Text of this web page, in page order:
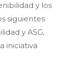
y los
siguientes
y ASG,
iniciativa